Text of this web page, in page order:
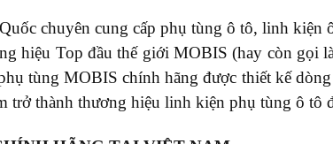
chuyên cung cấp phụ tùng ô tô, linh kiện
hiệu Top đầu thế giới MOBIS (hay còn gọi
tùng MOBIS chính hãng được thiết kế
trở thành thương hiệu linh kiện phụ tùng ô tô